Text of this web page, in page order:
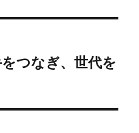
つなぎ、世代を